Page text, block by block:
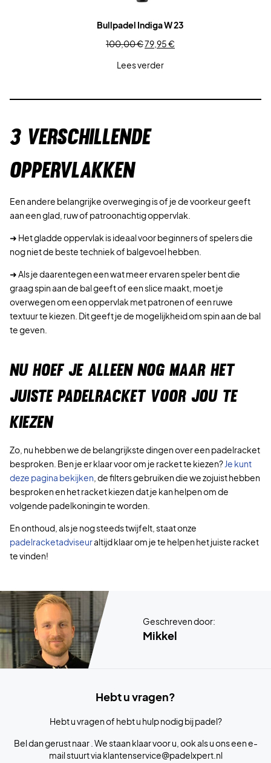
Bullpadel Indiga W 23
100,00€Oorspronkelijke
was:
79,95€
Lees verder
3 VERSCHILLENDE
OPPERVLAKKEN
Een andere belangrijke overweging is of je de voorkeur geeft
aan een glad, ruw of patroonachtig oppervlak.
➜ Het gladde oppervlak is ideaal voor beginners of spelers die
nog niet de beste techniek of balgevoel hebben.
➜ Als je daarentegen een wat meer ervaren speler bent die
graag spin aan de bal geeft of een slice maakt, moet je
overwegen om een oppervlak met patronen of een ruwe
textuur te kiezen. Dit geeft je de mogelijkheid om spin aan de bal
te geven.
NU HOEF JE ALLEEN NOG MAAR HET
JUISTE PADELRACKET VOOR JOU TE
KIEZEN
Zo, nu hebben we de belangrijkste dingen over een padelracket
besproken. Ben je er klaar voor om je racket te kiezen?Je kunt
deze pagina bekijken , de filters gebruiken die we zojuist hebben
besproken en het racket kiezen dat je kan helpen om de
volgende padelkoningin te worden.
En onthoud, als je nog steeds twijfelt, staat onze
padelracketadviseuraltijd klaar om je te helpen het juiste racket
te vinden!
Geschreven door:
Mikkel
Hebt u vragen?
Hebt u vragen of hebt u hulp nodig bij padel?
Bel dan gerust naar . We staan klaar voor u, ook als u ons een e-
mail stuurt via klantenservice@padelxpert.nl